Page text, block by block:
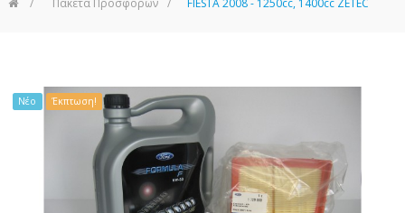
> Πακέτα Προσφορών > FIESTA 2008 - 1250cc, 1400cc ZETEC
Νέο Έκπτωση!